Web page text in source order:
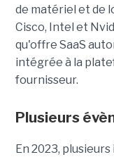
de matériel et de
Cisco, Intel et
qu'offre SaaS
intégrée à la
fournisseur.
Plusieurs
En 2023,